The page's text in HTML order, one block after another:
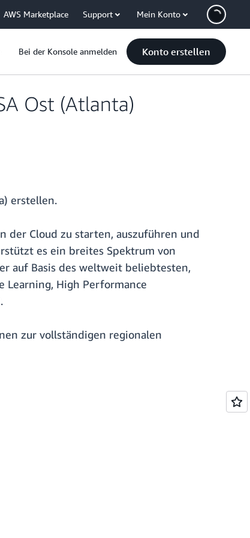
AWS Marketplace Support Mein Konto
Bei der Konsole anmelden Konto erstellen
Ost (Atlanta)
erstellen.
der Cloud zu starten, auszuführen und
es ein breites Spektrum von
auf Basis des weltweit beliebtesten,
Learning, High Performance
zur vollständigen regionalen